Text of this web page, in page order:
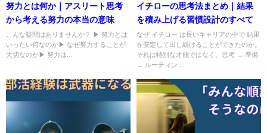
努力とは何か｜アスリート思考
から考える努力の本当の意味
こんな疑問はありませんか？ ▶ 努力とは
いったい何なのか▶ なぜ努力することが
大切なのか▶ 努力は...
イチローの思考法まとめ｜結果
を積み上げる習慣設計のすべて
なぜ イチロー は長いキャリアの中で 結果
を安定して出し続けることができたのか。
それは特別な才能ではなく、思考 → 準備
→ ルーティン ...